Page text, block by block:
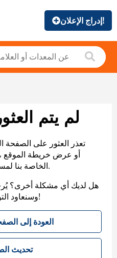
إدراج الإعلان!
لم يتم
تعذر العثور على
الخاصة بنا لمساعدتك في العثور على ما تريد.
هل لديك أي مشكلة أخرى؟
وسنعاود التواصل معك. شكرًا على صبرك!
العودة إلى
تحديث الصفحة